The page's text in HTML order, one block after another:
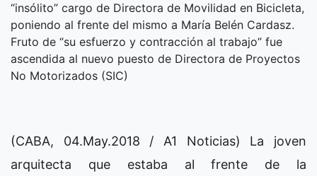
“insólito” cargo de Directora de Movilidad en Bicicleta,
poniendo al frente del mismo a María Belén Cardasz.
Fruto de “su esfuerzo y contracción al trabajo” fue
ascendida al nuevo puesto de Directora de Proyectos
No Motorizados (SIC)
(CABA, 04.May.2018 / A1 Noticias) La joven
arquitecta que estaba al frente de la